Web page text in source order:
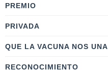
PREMIO
PRIVADA
QUE LA VACUNA NOS UNA
RECONOCIMIENTO